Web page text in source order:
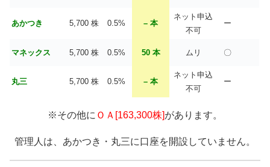
あかつき 5,700 株 0.5% – 本
ネット申込
不可
ー
マネックス 5,700 株 0.5% 50 本 ムリ 〇
丸三 5,700 株 0.5% – 本
ネット申込
不可
ー
※その他に ＯＡ[163,300株] があります。
管理人は、あかつき・丸三に口座を開設していません。